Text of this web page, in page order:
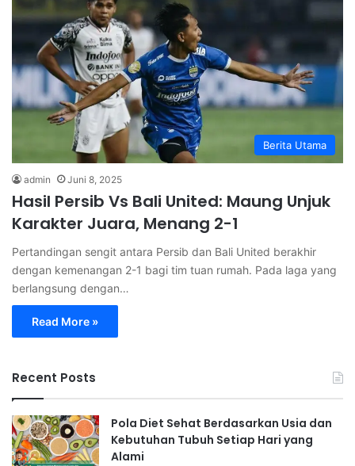
Berita Utama
admin Juni 8, 2025
Hasil Persib Vs Bali United: Maung Unjuk
Karakter Juara, Menang 2-1
Pertandingan sengit antara Persib dan Bali United berakhir
dengan kemenangan 2-1 bagi tim tuan rumah. Pada laga yang
berlangsung dengan…
Read More »
Recent Posts
Pola Diet Sehat Berdasarkan Usia dan
Kebutuhan Tubuh Setiap Hari yang
Alami